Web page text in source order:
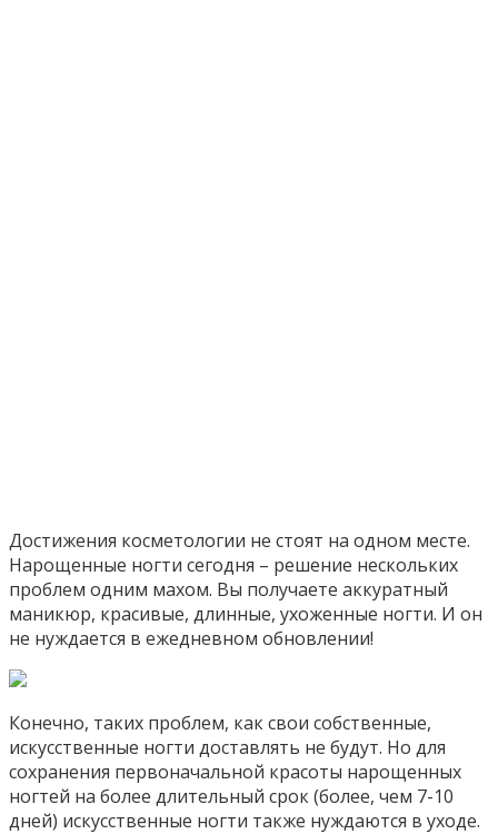
Достижения косметологии не стоят на одном месте.
Нарощенные ногти сегодня – решение нескольких
проблем одним махом. Вы получаете аккуратный
маникюр, красивые, длинные, ухоженные ногти. И он
не нуждается в ежедневном обновлении!
Конечно, таких проблем, как свои собственные,
искусственные ногти доставлять не будут. Но для
сохранения первоначальной красоты нарощенных
ногтей на более длительный срок (более, чем 7-10
дней) искусственные ногти также нуждаются в уходе.